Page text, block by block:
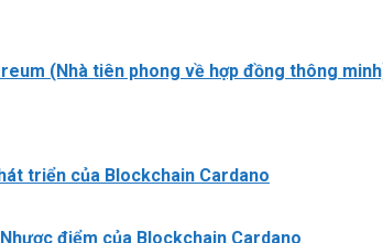
(Nhà tiên phong về hợp đồng thông
triển của Blockchain Cardano
điểm của Blockchain Cardano